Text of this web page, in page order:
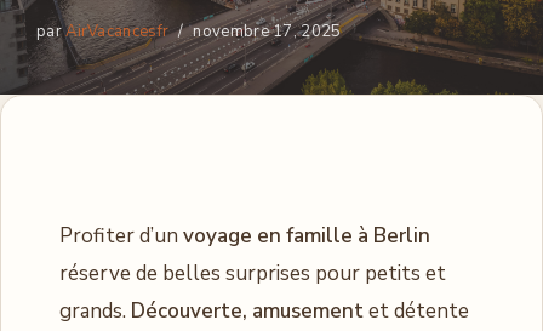
parAirVacancesfr novembre 17, 2025
Profiter d’un voyage en famille à Berlin
réserve de belles surprises pour petits et
grands. Découverte, amusementet détente